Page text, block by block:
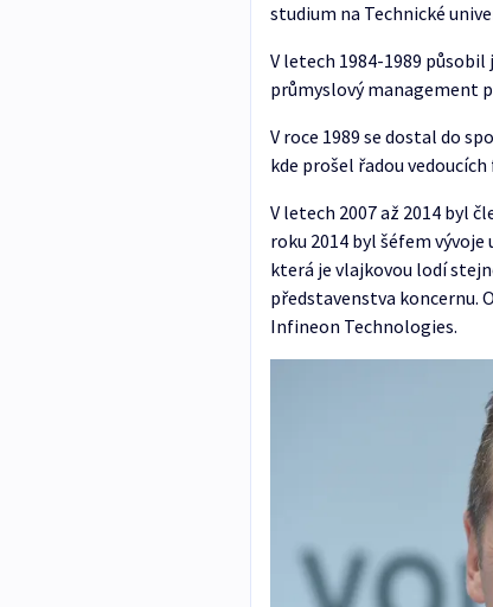
studium na Technické
V letech 1984-1989
průmyslový management
V roce 1989 se dostal do
kde prošel řadou vedoucích
V letech 2007 až 2014 byl
roku 2014 byl šéfem
která je vlajkovou lodí
představenstva koncernu.
Infineon Technologies.